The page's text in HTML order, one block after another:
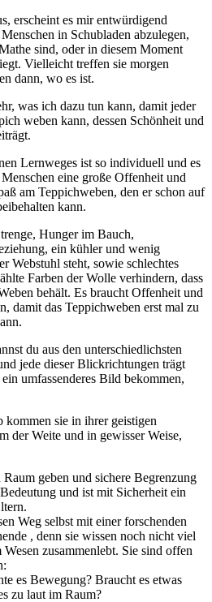
erscheint es mir entwürdigend
in Schubladen abzulegen,
sind, oder in diesem Moment
Vielleicht treffen sie morgen
dann, wo es ist.
was ich dazu tun kann, damit jeder
weben kann, dessen Schönheit und
Lernweges ist so individuell und es
eine große Offenheit und
am Teppichweben, den er schon auf
kann.
Hunger im Bauch,
ein kühler und wenig
Webstuhl steht, sowie schlechtes
Farben der Wolle verhindern, dass
behält. Es braucht Offenheit und
damit das Teppichweben erst mal zu
du aus den unterschiedlichsten
jede dieser Blickrichtungen trägt
umfassenderes Bild bekommen,
sie in ihrer geistigen
der Weite und in gewisser Weise,
geben und sichere Begrenzung
und ist mit Sicherheit ein
Weg selbst mit einer forschenden
, denn sie wissen noch nicht viel
zusammenlebt. Sie sind offen
es Bewegung? Braucht es etwas
zu laut im Raum?